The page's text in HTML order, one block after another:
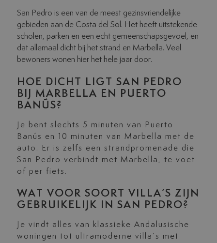
San Pedro is een van de meest gezinsvriendelijke
gebieden aan de Costa del Sol. Het heeft uitstekende
scholen, parken en een echt gemeenschapsgevoel, en
dat allemaal dicht bij het strand en Marbella. Veel
bewoners wonen hier het hele jaar door.
HOE DICHT LIGT SAN PEDRO
BIJ MARBELLA EN PUERTO
BANÚS?
Je bent slechts 5 minuten van Puerto
Banús en 10 minuten van Marbella met de
auto. Er is zelfs een strandpromenade die
San Pedro verbindt met Marbella, te voet
of per fiets.
WAT VOOR SOORT VILLA’S ZIJN
GEBRUIKELIJK IN SAN PEDRO?
Je vindt alles van klassieke Andalusische
woningen tot ultramoderne villa’s met